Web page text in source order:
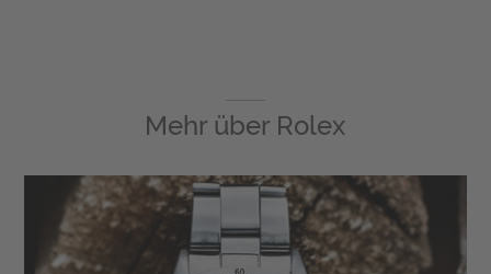
Mehr über Rolex